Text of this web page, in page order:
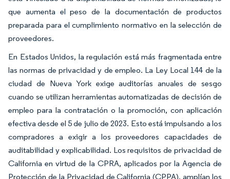
que aumenta el peso de la documentación de productos
preparada para el cumplimiento normativo en la selección de
proveedores.
En Estados Unidos, la regulación está más fragmentada entre
las normas de privacidad y de empleo. La Ley Local 144 de la
ciudad de Nueva York exige auditorías anuales de sesgo
cuando se utilizan herramientas automatizadas de decisión de
empleo para la contratación o la promoción, con aplicación
efectiva desde el 5 de julio de 2023. Esto está impulsando a los
compradores a exigir a los proveedores capacidades de
auditabilidad y explicabilidad. Los requisitos de privacidad de
California en virtud de la CPRA, aplicados por la Agencia de
Protección de la Privacidad de California (CPPA), amplían los